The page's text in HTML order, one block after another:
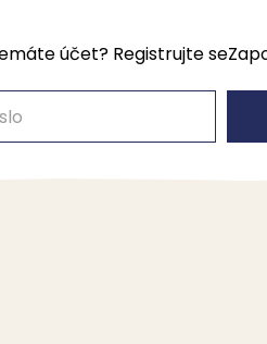
účet? Registrujte se